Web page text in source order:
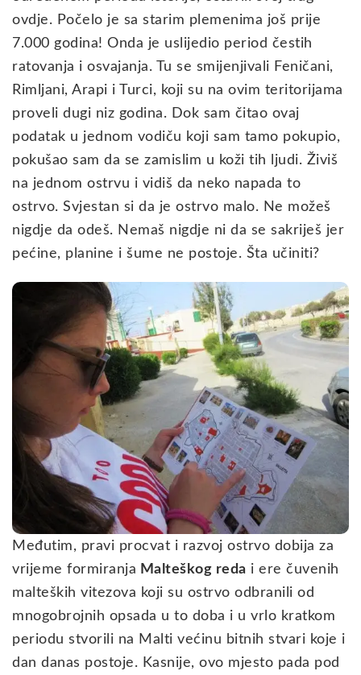
ovdje. Počelo je sa starim plemenima još prije
7.000 godina! Onda je uslijedio period čestih
ratovanja i osvajanja. Tu se smijenjivali Feničani,
Rimljani, Arapi i Turci, koji su na ovim teritorijama
proveli dugi niz godina. Dok sam čitao ovaj
podatak u jednom vodiču koji sam tamo pokupio,
pokušao sam da se zamislim u koži tih ljudi. Živiš
na jednom ostrvu i vidiš da neko napada to
ostrvo. Svjestan si da je ostrvo malo. Ne možeš
nigdje da odeš. Nemaš nigdje ni da se sakriješ jer
pećine, planine i šume ne postoje. Šta učiniti?
Međutim, pravi procvat i razvoj ostrvo dobija za
vrijeme formiranja Malteškog reda i ere čuvenih
malteških vitezova koji su ostrvo odbranili od
mnogobrojnih opsada u to doba i u vrlo kratkom
periodu stvorili na Malti većinu bitnih stvari koje i
dan danas postoje. Kasnije, ovo mjesto pada pod